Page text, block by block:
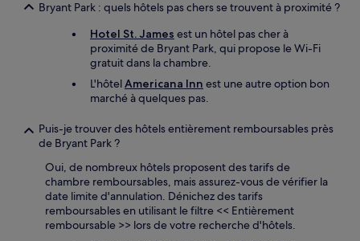
Bryant Park : quels hôtels pas chers se trouvent à proximité ?
Hotel St. James est un hôtel pas cher à
proximité de Bryant Park, qui propose le Wi-Fi
gratuit dans la chambre.
L'hôtelAmericana Inn est une autre option bon
marché à quelques pas.
Puis-je trouver des hôtels entièrement remboursables près
de Bryant Park ?
Oui, de nombreux hôtels proposent des tarifs de
chambre remboursables, mais assurez-vous de vérifier la
date limite d'annulation. Dénichez des tarifs
remboursables en utilisant le filtre << Entièrement
remboursable >> lors de votre recherche d'hôtels.